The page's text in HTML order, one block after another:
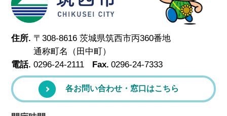
住所. 〒308-8616 茨城県筑西市丙360番地
通称町名（田中町）
電話. 0296-24-2111 Fax. 0296-24-7333
各お問い合わせ・窓口はこちら